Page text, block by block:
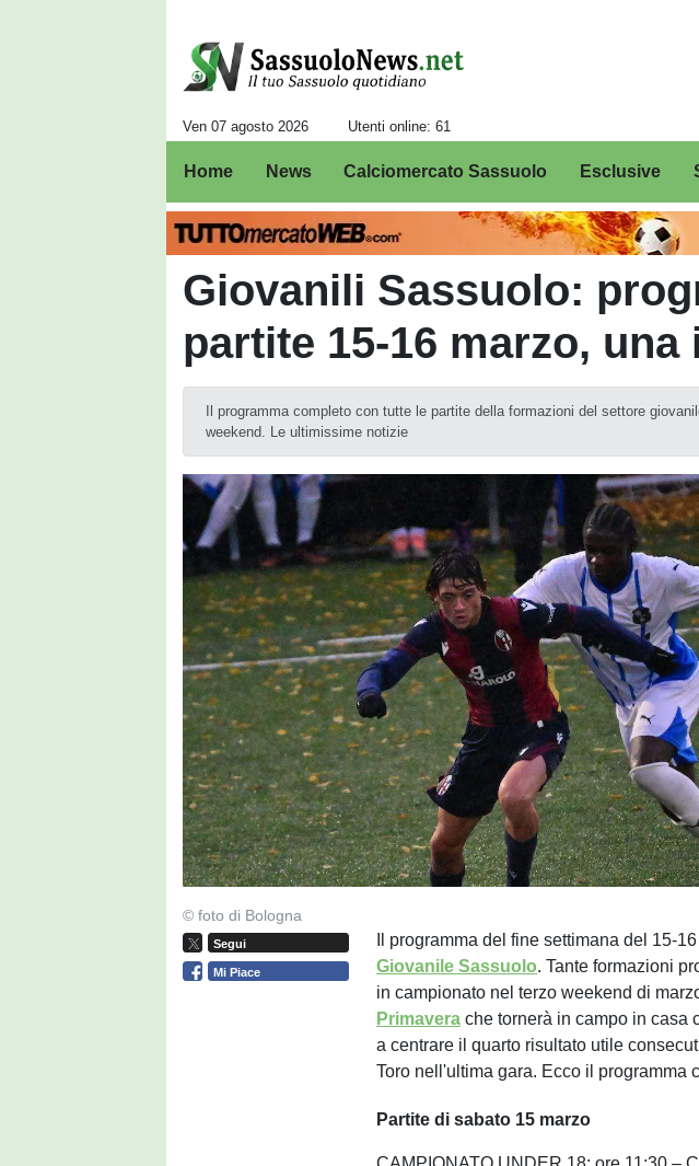
Ven 07 agosto 2026 Utenti online: 61
Home News Calciomercato Sassuolo Esclusive
Giovanili Sassuolo:
partite 15-16 marzo, una
Il programma completo con tutte le partite della formazioni del settore
weekend. Le ultimissime notizie
© foto di Bologna
Segui
Mi Piace
Il programma del fine settimana del 15-
Giovanile Sassuolo. Tante formazioni
in campionato nel terzo weekend di
Primavera che tornerà in campo in casa
a centrare il quarto risultato utile
Toro nell'ultima gara. Ecco il programma
Partite di sabato 15 marzo